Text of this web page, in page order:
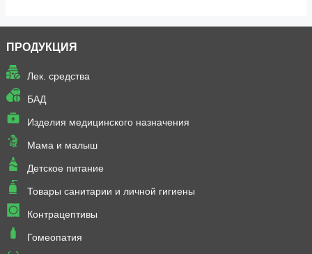
ПРОДУКЦИЯ
Лек. средства
БАД
Изделия медицинского назначения
Мама и малыш
Детское питание
Товары санитарии и личной гигиены
Контрацептивы
Гомеопатия